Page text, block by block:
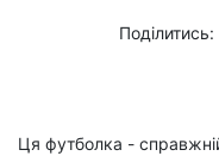
Поділитись:
Ця футболка -